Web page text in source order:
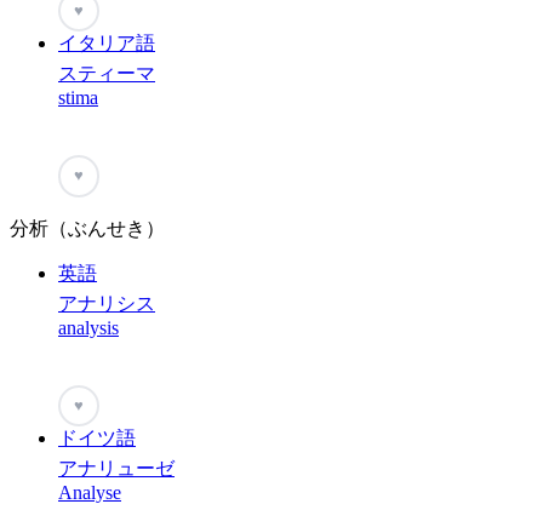
♥
イタリア語
スティーマ
stima
♥
分析（ぶんせき）
英語
アナリシス
analysis
♥
ドイツ語
アナリューゼ
Analyse